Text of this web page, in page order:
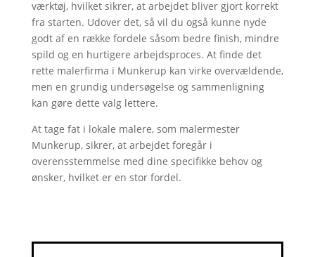
værktøj, hvilket sikrer, at arbejdet bliver gjort korrekt
fra starten. Udover det, så vil du også kunne nyde
godt af en række fordele såsom bedre finish, mindre
spild og en hurtigere arbejdsproces. At finde det
rette malerfirma i Munkerup kan virke overvældende,
men en grundig undersøgelse og sammenligning
kan gøre dette valg lettere.
At tage fat i lokale malere, som malermester
Munkerup, sikrer, at arbejdet foregår i
overensstemmelse med dine specifikke behov og
ønsker, hvilket er en stor fordel.